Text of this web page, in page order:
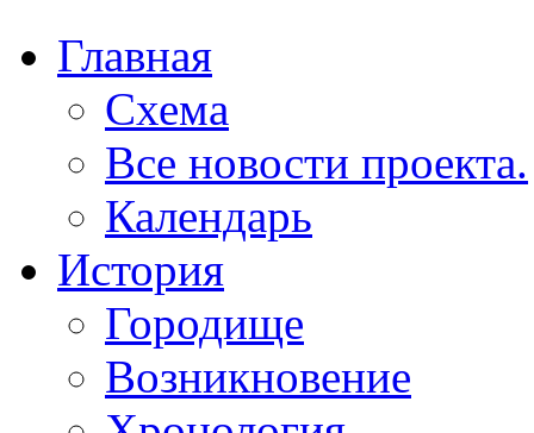
Главная
Схема
Все новости проекта.
Календарь
История
Городище
Возникновение